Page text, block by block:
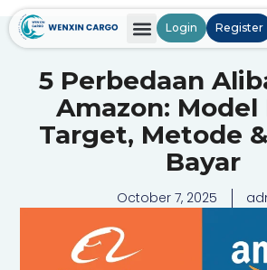
Login Register
5 Perbedaan
Amazon: Model
Target, Metode
Bayar
October 7, 2025